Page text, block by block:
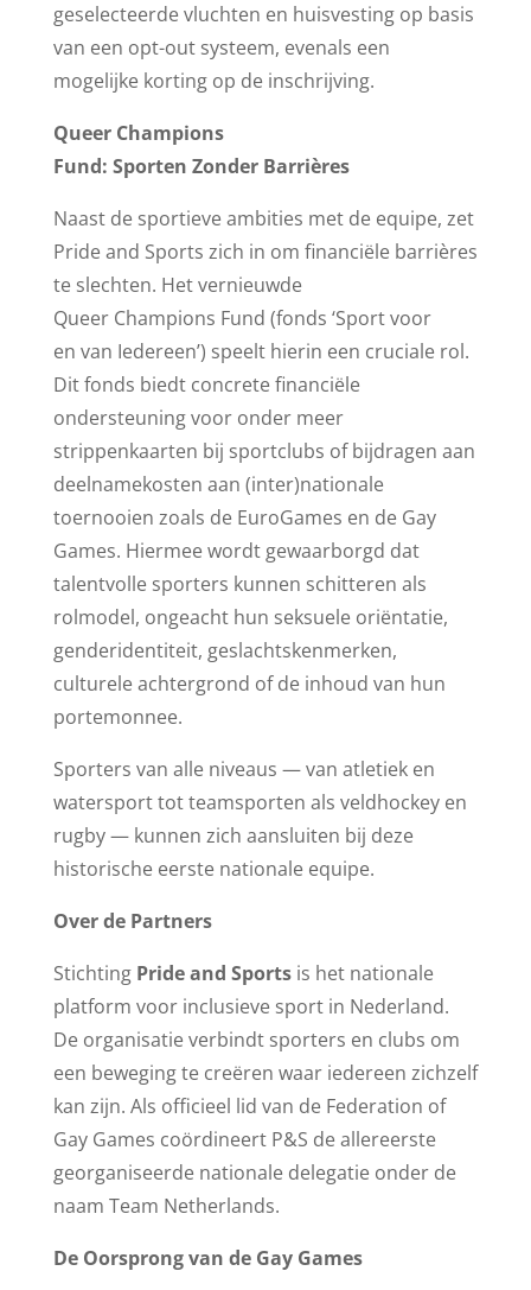
geselecteerde vluchten en huisvesting op basis
van een opt-out systeem, evenals een
mogelijke korting op de inschrijving.
Queer Champions
Fund: Sporten Zonder Barrières
Naast de sportieve ambities met de equipe, zet
Pride and Sports zich in om financiële barrières
te slechten. Het vernieuwde
Queer Champions Fund (fonds ‘Sport voor
en van Iedereen’) speelt hierin een cruciale rol.
Dit fonds biedt concrete financiële
ondersteuning voor onder meer
strippenkaarten bij sportclubs of bijdragen aan
deelnamekosten aan (inter)nationale
toernooien zoals de EuroGames en de Gay
Games. Hiermee wordt gewaarborgd dat
talentvolle sporters kunnen schitteren als
rolmodel, ongeacht hun seksuele oriëntatie,
genderidentiteit, geslachtskenmerken,
culturele achtergrond of de inhoud van hun
portemonnee.
Sporters van alle niveaus — van atletiek en
watersport tot teamsporten als veldhockey en
rugby — kunnen zich aansluiten bij deze
historische eerste nationale equipe.
Over de Partners
Stichting Pride and Sportsis het nationale
platform voor inclusieve sport in Nederland.
De organisatie verbindt sporters en clubs om
een beweging te creëren waar iedereen zichzelf
kan zijn. Als officieel lid van de Federation of
Gay Games coördineert P&S de allereerste
georganiseerde nationale delegatie onder de
naam Team Netherlands.
De Oorsprong van de Gay Games